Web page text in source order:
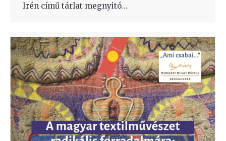
Irén című tárlat megnyitó…